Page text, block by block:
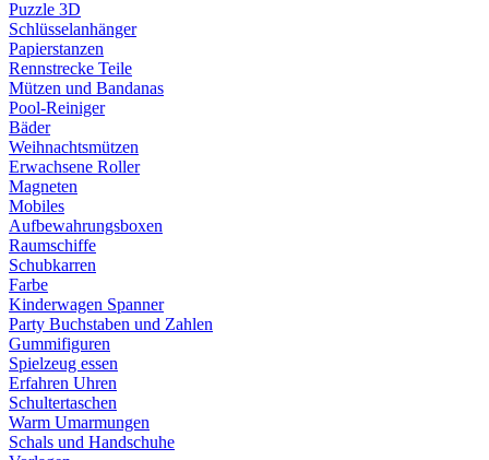
Puzzle 3D
Schlüsselanhänger
Papierstanzen
Rennstrecke Teile
Mützen und Bandanas
Pool-Reiniger
Bäder
Weihnachtsmützen
Erwachsene Roller
Magneten
Mobiles
Aufbewahrungsboxen
Raumschiffe
Schubkarren
Farbe
Kinderwagen Spanner
Party Buchstaben und Zahlen
Gummifiguren
Spielzeug essen
Erfahren Uhren
Schultertaschen
Warm Umarmungen
Schals und Handschuhe